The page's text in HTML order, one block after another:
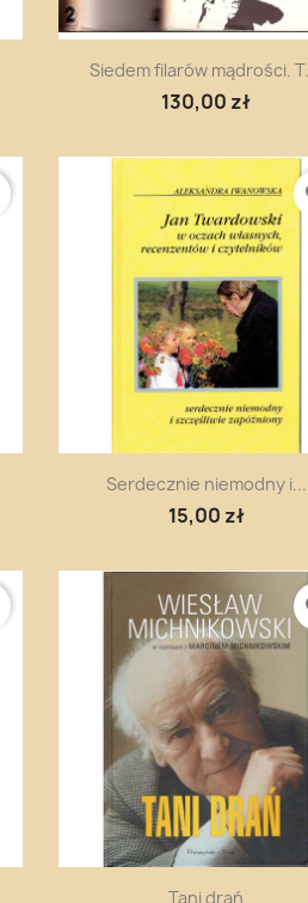
Szybki podgląd
Siedem filarów mądrości.
130,00 zł
Szybki podgląd
Serdecznie niemodny i...
15,00 zł
Szybki podgląd
Tani drań